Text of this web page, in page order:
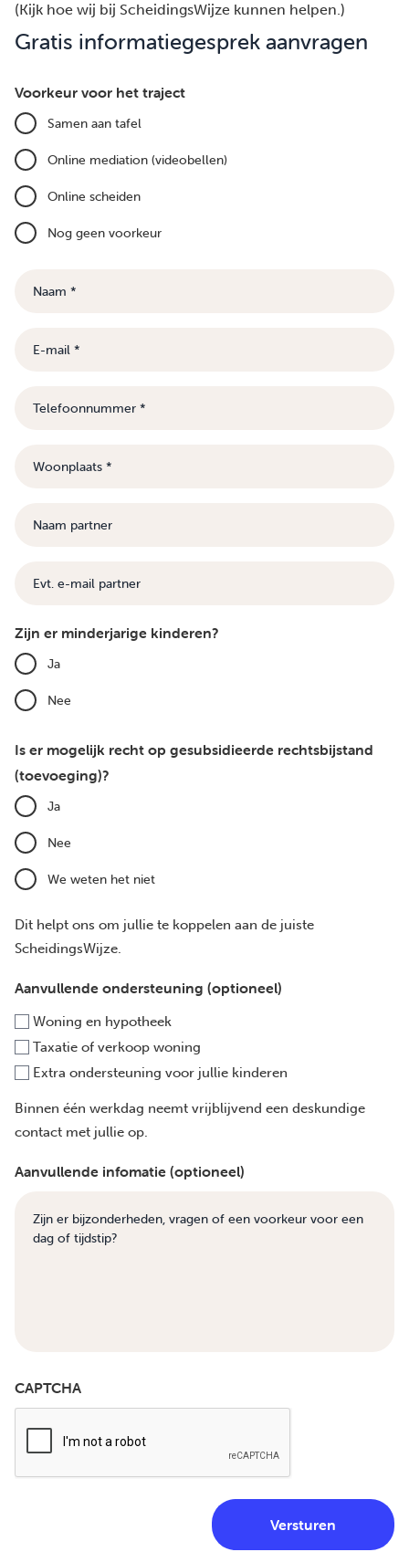
(Kijk hoe wij bij ScheidingsWijze kunnen helpen.)
Gratis informatiegesprek aanvragen
Voorkeur voor het traject
Samen aan tafel
Online mediation (videobellen)
Online scheiden
Nog geen voorkeur
Zijn er minderjarige kinderen?
Ja
Nee
Is er mogelijk recht op gesubsidieerde rechtsbijstand
(toevoeging)?
Ja
Nee
We weten het niet
Dit helpt ons om jullie te koppelen aan de juiste
ScheidingsWijze.
Aanvullende ondersteuning (optioneel)
Woning en hypotheek
Taxatie of verkoop woning
Extra ondersteuning voor jullie kinderen
Binnen één werkdag neemt vrijblijvend een deskundige
contact met jullie op.
Aanvullende infomatie (optioneel)
CAPTCHA